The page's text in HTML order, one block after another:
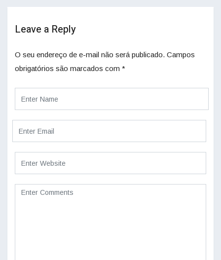
Leave a Reply
O seu endereço de e-mail não será publicado. Campos
obrigatórios são marcados com *